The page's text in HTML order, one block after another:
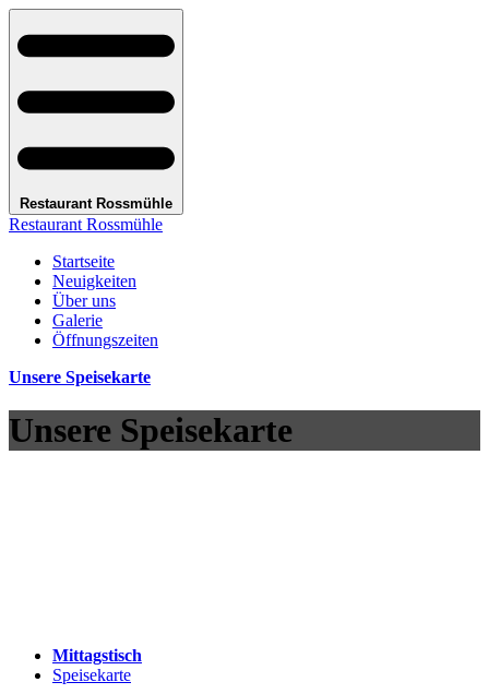
Restaurant Rossmühle
Restaurant Rossmühle
Startseite
Neuigkeiten
Über uns
Galerie
Öffnungszeiten
Unsere Speisekarte
Unsere Speisekarte
Mittagstisch
Speisekarte